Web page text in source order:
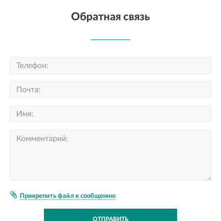
Обратная связь
Прикрепить файл к сообщению
ОТПРАВИТЬ